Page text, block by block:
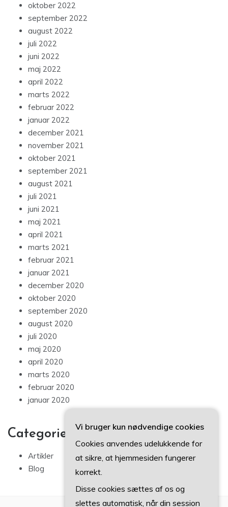
oktober 2022
september 2022
august 2022
juli 2022
juni 2022
maj 2022
april 2022
marts 2022
februar 2022
januar 2022
december 2021
november 2021
oktober 2021
september 2021
august 2021
juli 2021
juni 2021
maj 2021
april 2021
marts 2021
februar 2021
januar 2021
december 2020
oktober 2020
september 2020
august 2020
juli 2020
maj 2020
april 2020
marts 2020
februar 2020
januar 2020
Categories
Artikler
Blog
Vi bruger kun nødvendige cookies
Cookies anvendes udelukkende for
at sikre, at hjemmesiden fungerer
korrekt.
Disse cookies sættes af os og
slettes automatisk, når din session